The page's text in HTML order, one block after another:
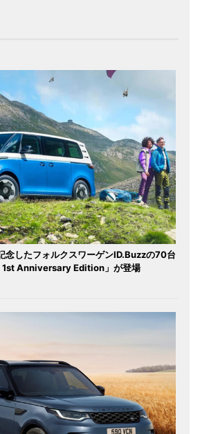
念したフォルクスワーゲンID.Buzzの70台
1st Anniversary Edition」が登場